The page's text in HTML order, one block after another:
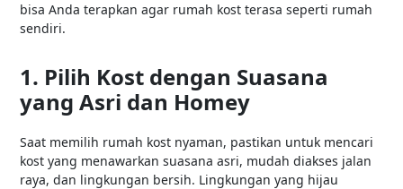
bisa Anda terapkan agar rumah kost terasa seperti rumah
sendiri.
1. Pilih Kost dengan Suasana
yang Asri dan Homey
Saat memilih rumah kost nyaman, pastikan untuk mencari
kost yang menawarkan suasana asri, mudah diakses jalan
raya, dan lingkungan bersih. Lingkungan yang hijau